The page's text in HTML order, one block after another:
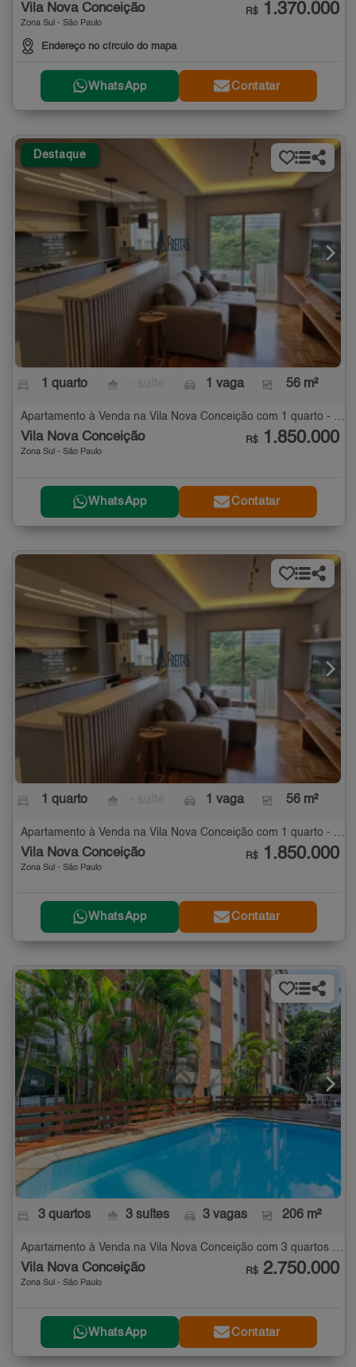
Vila Nova Conceição
Zona Sul - São Paulo
Endereço no círculo do mapa
R$ 1.370.000
WhatsApp Contatar
Destaque
1 quarto 1 vaga 56 m²
Apartamento à Venda na Vila Nova Conceição com 1 quarto - 56 m²
Vila Nova Conceição
Zona Sul - São Paulo
R$ 1.850.000
WhatsApp Contatar
1 quarto 1 vaga 56 m²
Vila Nova Conceição
Zona Sul - São Paulo
R$ 1.850.000
WhatsApp Contatar
3 quartos 3 suítes 3 vagas 206 m²
Apartamento à Venda na Vila Nova Conceição com 3 quartos - 206 m²
Vila Nova Conceição
Zona Sul - São Paulo
R$ 2.750.000
WhatsApp Contatar